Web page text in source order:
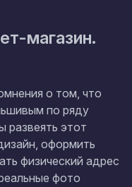
магазин.
о том, что
по ряду
развеять этот
оформить
физический адрес
фото